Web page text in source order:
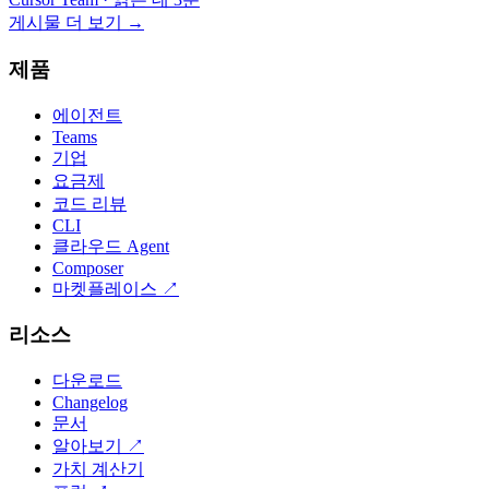
게시물 더 보기
→
제품
에이전트
Teams
기업
요금제
코드 리뷰
CLI
클라우드 Agent
Composer
마켓플레이스 ↗
리소스
다운로드
Changelog
문서
알아보기
↗
가치 계산기